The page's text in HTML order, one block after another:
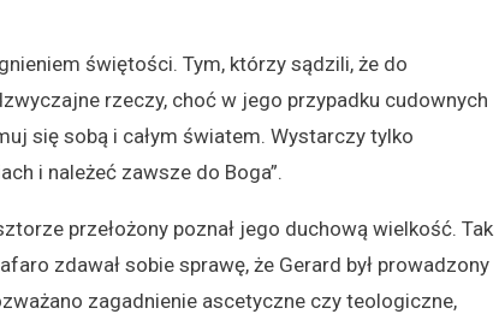
świętości. Tym, którzy sądzili, że do
rzeczy, choć w jego przypadku cudownych
się sobą i całym światem. Wystarczy tylko
i należeć zawsze do Boga”.
przełożony poznał jego duchową wielkość. Tak
zdawał sobie sprawę, że Gerard był prowadzony
zagadnienie ascetyczne czy teologiczne,